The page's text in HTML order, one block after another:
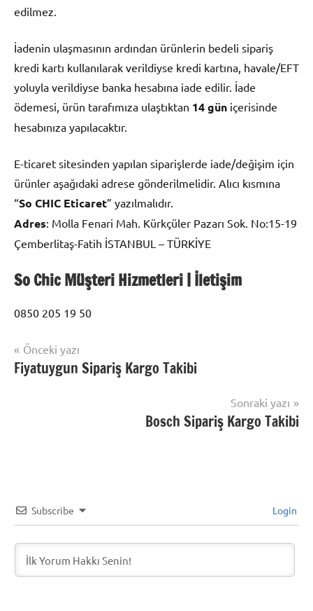
edilmez.
İadenin ulaşmasının ardından ürünlerin bedeli sipariş
kredi kartı kullanılarak verildiyse kredi kartına, havale/EFT
yoluyla verildiyse banka hesabına iade edilir. İade
ödemesi, ürün tarafımıza ulaştıktan 14 gün içerisinde
hesabınıza yapılacaktır.
E-ticaret sitesinden yapılan siparişlerde iade/değişim için
ürünler aşağıdaki adrese gönderilmelidir. Alıcı kısmına
“So CHIC Eticaret” yazılmalıdır.
Adres: Molla Fenari Mah. Kürkçüler Pazarı Sok. No:15-19
Çemberlitaş-Fatih İSTANBUL – TÜRKİYE
So Chic Müşteri Hizmetleri | İletişim
0850 205 19 50
Şununla
etiketlenmiş:
Kargo
Yazı
gezinmesi
Önceki yazı
Fiyatuygun Sipariş Kargo Takibi
Sonraki yazı
Bosch Sipariş Kargo Takibi
Subscribe Login